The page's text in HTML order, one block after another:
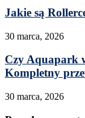
Jakie są
30 marca, 2026
Czy Aquapark
Kompletny
30 marca, 2026